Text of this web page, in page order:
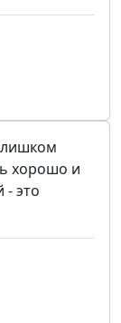
хорошо и
- это